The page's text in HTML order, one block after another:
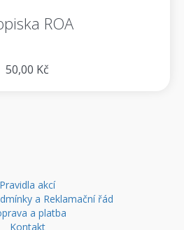
ROA
50,00 Kč
Pravidla akcí
a Reklamační řád
a platba
Kontakt